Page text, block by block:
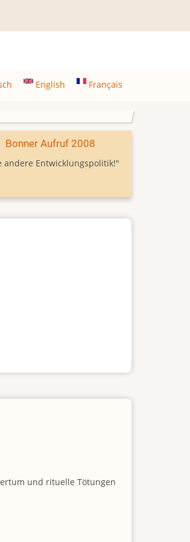
English Français
Bonner Aufruf 2008
andere Entwicklungspolitik!"
und rituelle Tötungen